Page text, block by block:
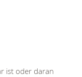
ist oder daran